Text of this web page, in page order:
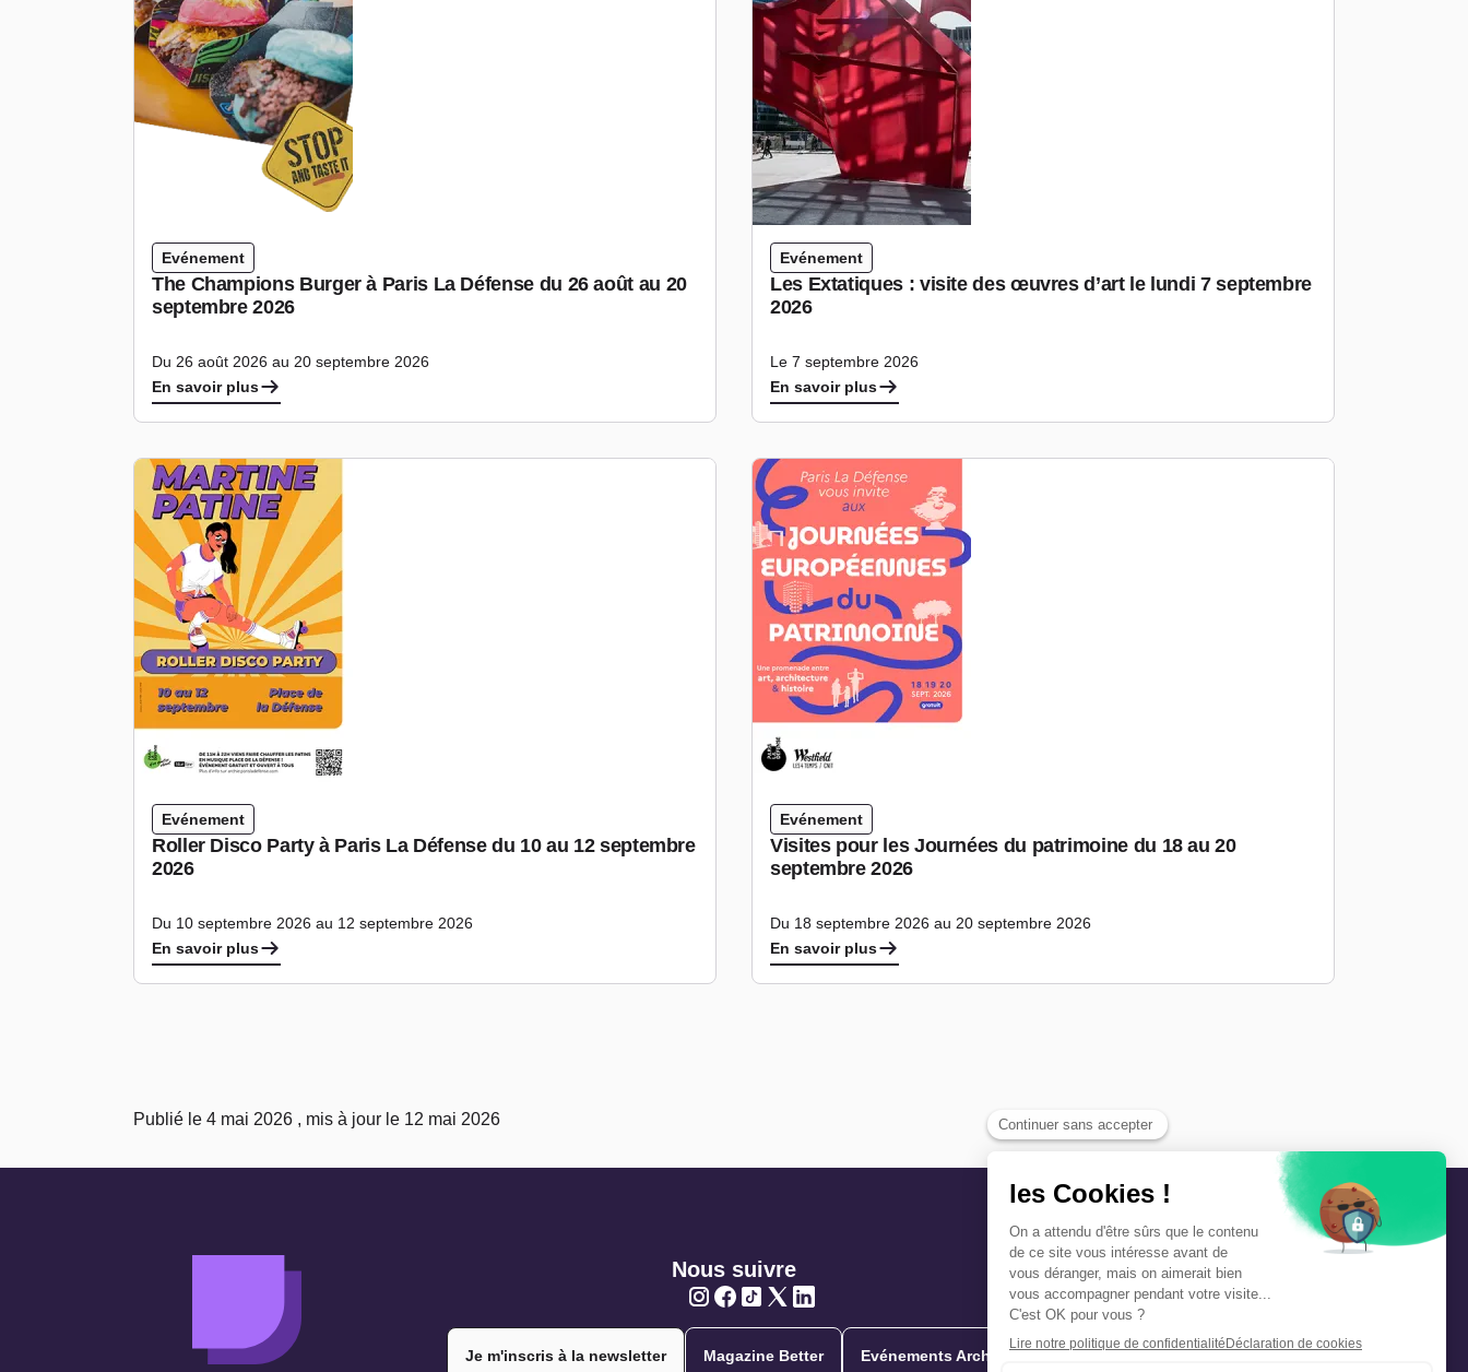
Evénement
The Champions Burger à Paris La Défense du 26 août au 20
septembre 2026
Du 26 août 2026 au 20 septembre 2026
En savoir plus
Evénement
Les Extatiques : visite des œuvres d’art le lundi 7 septembre
2026
Le 7 septembre 2026
En savoir plus
Evénement
Roller Disco Party à Paris La Défense du 10 au 12 septembre
2026
Du 10 septembre 2026 au 12 septembre 2026
En savoir plus
Evénement
Visites pour les Journées du patrimoine du 18 au 20
septembre 2026
Du 18 septembre 2026 au 20 septembre 2026
En savoir plus
Publié le 4 mai 2026 , mis à jour le 12 mai 2026
Nous suivre
Je m'inscris à la newsletter Magazine Better Evénements Archie